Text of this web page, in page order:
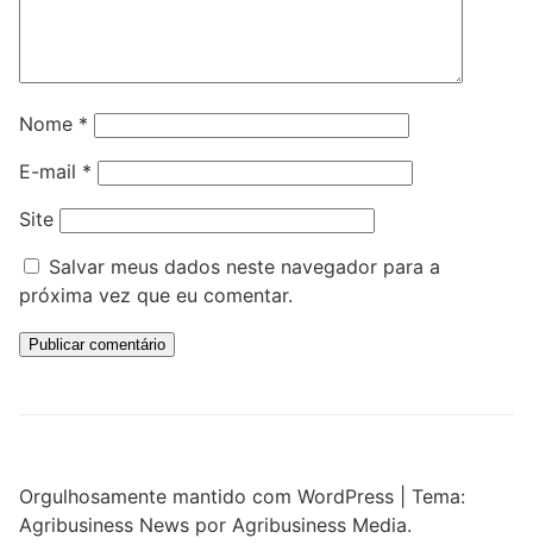
Nome *
E-mail *
Site
Salvar meus dados neste navegador para a
próxima vez que eu comentar.
Orgulhosamente mantido com WordPress
Tema:
Agribusiness News por Agribusiness Media.